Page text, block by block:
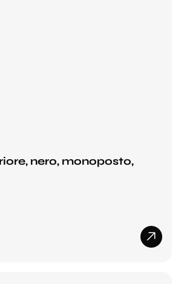
nero, monoposto,